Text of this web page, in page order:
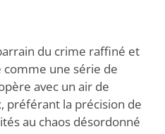
du crime raffiné et
comme une série de
avec un air de
préférant la précision de
au chaos désordonné